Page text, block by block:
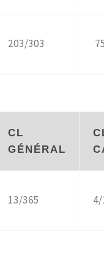
203/303
CL
GÉNÉRAL
13/365 4/